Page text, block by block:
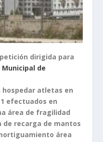
dirigida para
de
atletas en
efectuados en
área de fragilidad
de recarga de mantos
área